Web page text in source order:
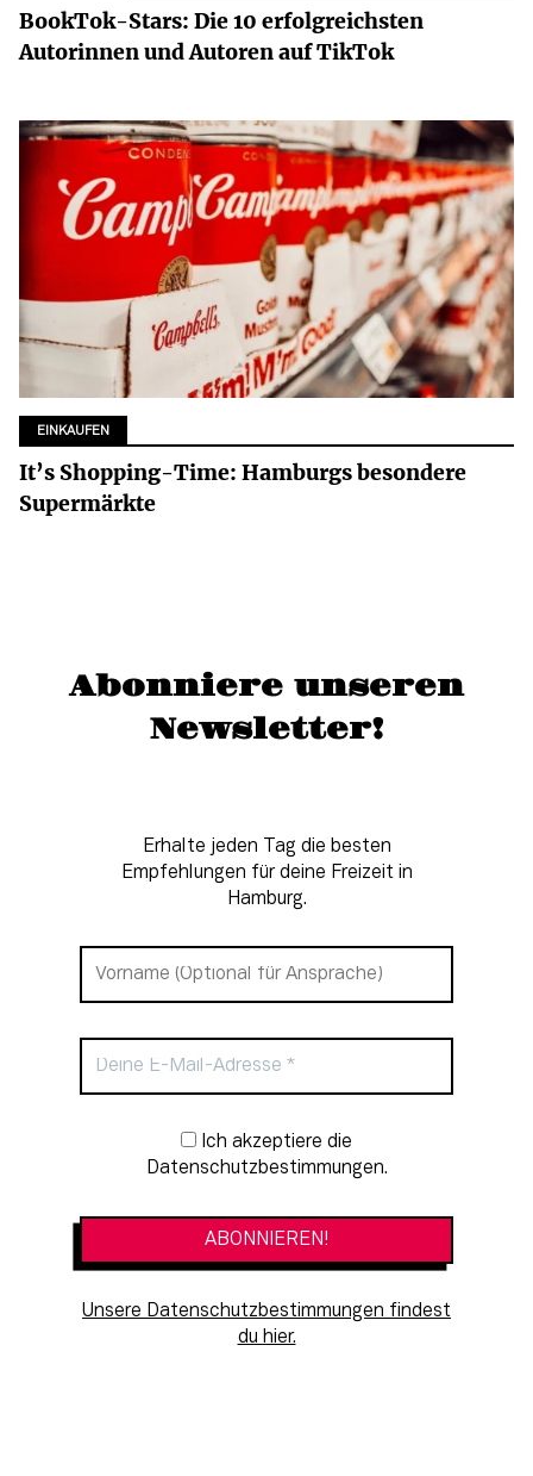
BookTok-Stars: Die 10 erfolgreichsten
Autorinnen und Autoren auf TikTok
EINKAUFEN
It’s Shopping-Time: Hamburgs besondere
Supermärkte
Abonniere unseren
Newsletter!
Erhalte jeden Tag die besten
Empfehlungen für deine Freizeit in
Hamburg.
Newsletter-Anmeldung
Datenschutzbestimmungen.
Unsere Datenschutzbestimmungen findest
du hier.